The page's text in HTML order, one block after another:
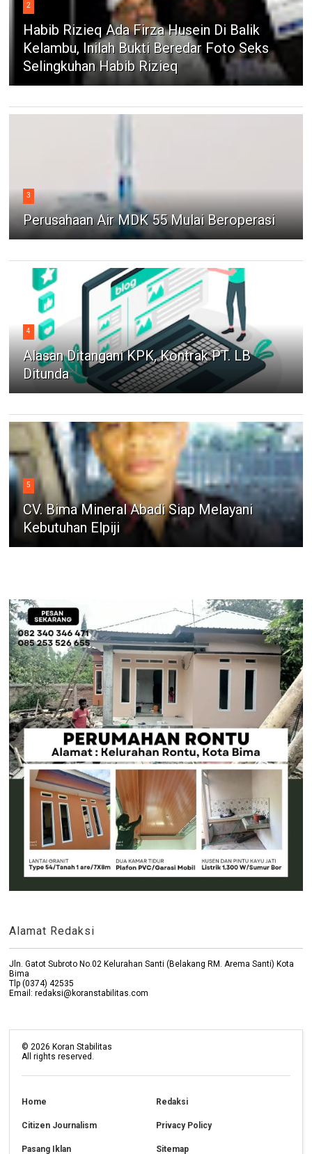
2
Habib Rizieq Ada Firza Husein Di Balik
Kelambu, Inilah Bukti Beredar Foto Seks
Selingkuhan Habib Rizieq
3
Perusahaan Air MDK 55 Mulai Beroperasi
4
Alasan Ditangani KPK, Kontrak PT. LB
Ditunda
5
CV. Bima Mineral Abadi Siap Melayani
Kebutuhan Elpiji
Alamat Redaksi
Jln. Gatot Subroto No.02 Kelurahan Santi (Belakang RM. Arema Santi) Kota
Bima
Tlp (0374) 42535
Email: redaksi@koranstabilitas.com
©2026 Koran Stabilitas
All rights reserved.
Home Redaksi
Citizen Journalism Privacy Policy
Pasang Iklan Sitemap